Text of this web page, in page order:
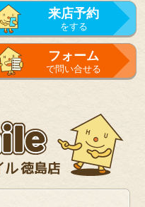
来店予約
をする
フォーム
で問い合せる